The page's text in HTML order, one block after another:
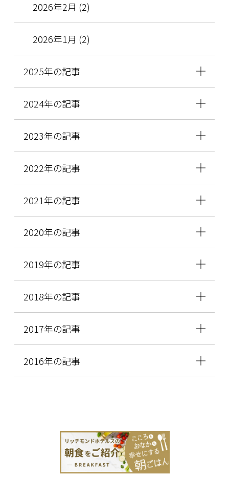
2026年2月 (2)
2026年1月 (2)
2025年の記事
2024年の記事
2023年の記事
2022年の記事
2021年の記事
2020年の記事
2019年の記事
2018年の記事
2017年の記事
2016年の記事